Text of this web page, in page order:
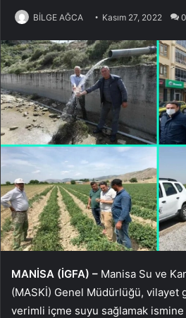
BİLGE AĞCA Kasım 27, 2022 0
MANİSA (İGFA) – Manisa Su ve
(MASKİ) Genel Müdürlüğü, vilayet
verimli içme suyu sağlamak ismine